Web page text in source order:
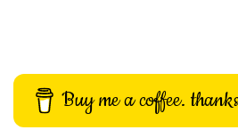
Buy me a coffee.